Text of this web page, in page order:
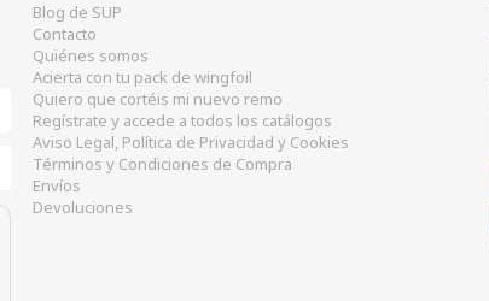
Blog de SUP
Contacto
Quiénes somos
Acierta con tu pack de wingfoil
Quiero que cortéis mi nuevo remo
Regístrate y accede a todos los catálogos
Aviso Legal, Política de Privacidad y Cookies
Términos y Condiciones de Compra
Envíos
Devoluciones